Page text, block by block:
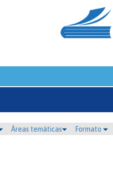
Áreas temáticas Formato